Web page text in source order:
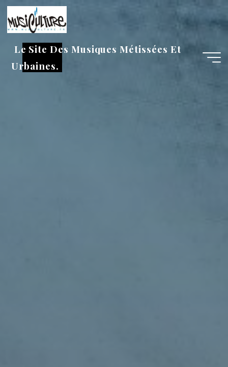
Aller
au
contenu
Le Site Des Musiques Métissées Et
Urbaines.